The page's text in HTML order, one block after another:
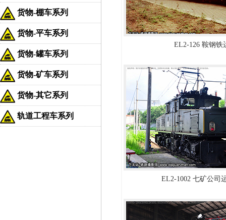
货物-棚车系列
货物-平车系列
货物-罐车系列
货物-矿车系列
货物-其它系列
轨道工程车系列
EL2-126 鞍钢铁
EL2-1002 七矿公司